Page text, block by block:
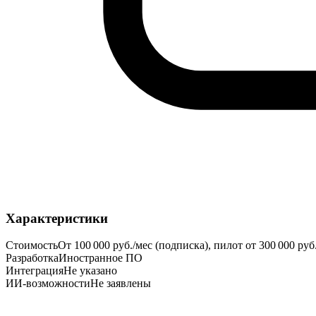
Характеристики
СтоимостьОт 100 000 руб./мес (подписка), пилот от 300 000
РазработкаИностранное ПО
ИнтеграцияНе указано
ИИ-возможностиНе заявлены